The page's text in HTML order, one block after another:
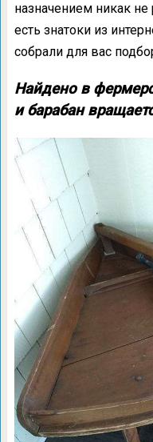
назначением никак не
есть знатоки из
собрали для вас
Найдено в
и барабан